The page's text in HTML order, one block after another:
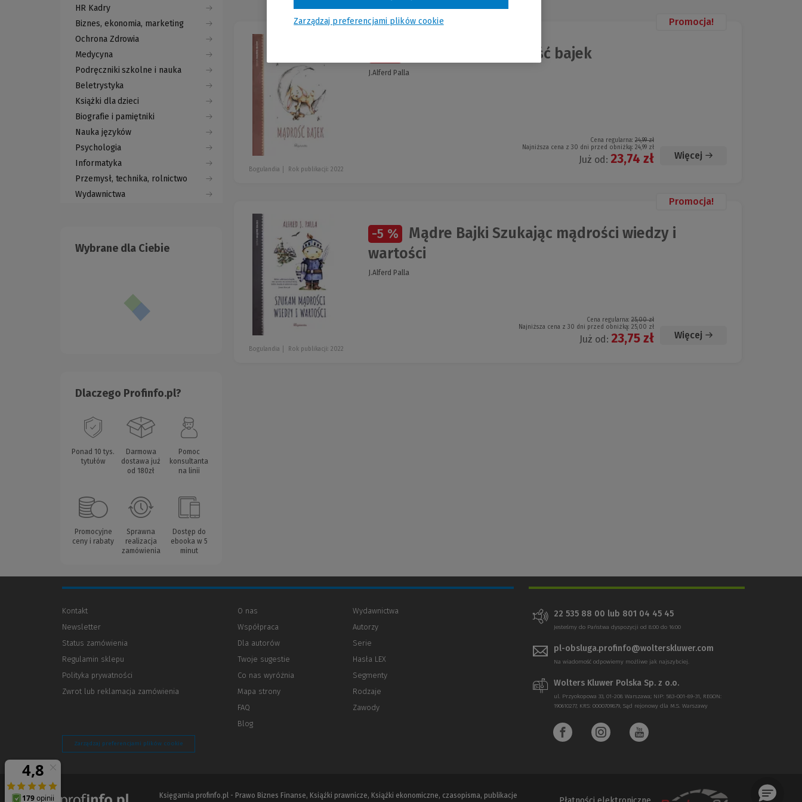
HR Kadry
Biznes, ekonomia, marketing
Ochrona Zdrowia
Medycyna
Podręczniki szkolne i nauka
Beletrystyka
Książki dla dzieci
Biografie i pamiętniki
Nauka języków
Psychologia
Informatyka
Przemysł, technika, rolnictwo
Wydawnictwa
Wybrane dla Ciebie
Dlaczego Profinfo.pl?
Ponad 10 tys.
tytułów
Darmowa
dostawa już
od 180zł
Pomoc
konsultanta
na linii
Promocyjne
ceny i rabaty
Sprawna
realizacja
zamówienia
Dostęp do
ebooka w 5
minut
Promocja!
Mądre Bajki Mądrość bajek
J.Alferd Palla
Cena regularna: 24,99 zł
Najniższa cena z 30 dni przed obniżką: 24,99 zł
Już od: 23,74 zł Więcej
Bogulandia Rok publikacji: 2022
Promocja!
-5 %
Mądre Bajki Szukając mądrości wiedzy i
wartości
J.Alferd Palla
Cena regularna: 25,00 zł
Najniższa cena z 30 dni przed obniżką: 25,00 zł
Już od: 23,75 zł Więcej
Bogulandia Rok publikacji: 2022
Kontakt
Newsletter
Status zamówienia
Regulamin sklepu
Polityka prywatności
innej
Zwrot lub reklamacja zamówienia
O nas
Współpraca
Dla autorów
innej
strony)
Twoje sugestie
Co nas wyróżnia
Mapa strony
FAQ
Blog
Wydawnictwa
Autorzy
Serie
Hasła LEX
Segmenty
Rodzaje
Zawody
Zarządzaj preferencjami plików cookie
22 535 88 00 lub 801 04 45 45
Jesteśmy do Państwa dyspozycji od 8:00 do 16:00
pl-obsluga.profinfo@wolterskluwer.com
Na wiadomość odpowiemy możliwe jak najszybciej.
Wolters Kluwer Polska Sp. z o.o.
ul. Przyokopowa 33, 01-208 Warszawa; NIP: 583-001-89-31, REGON:
190610277, KRS: 0000709879, Sąd rejonowy dla M.S. Warszawy
Księgarnia profinfo.pl - Prawo Biznes Finanse, Książki prawnicze, Książki ekonomiczne, czasopisma, publikacje
Zarządzaj preferencjami plików cookie